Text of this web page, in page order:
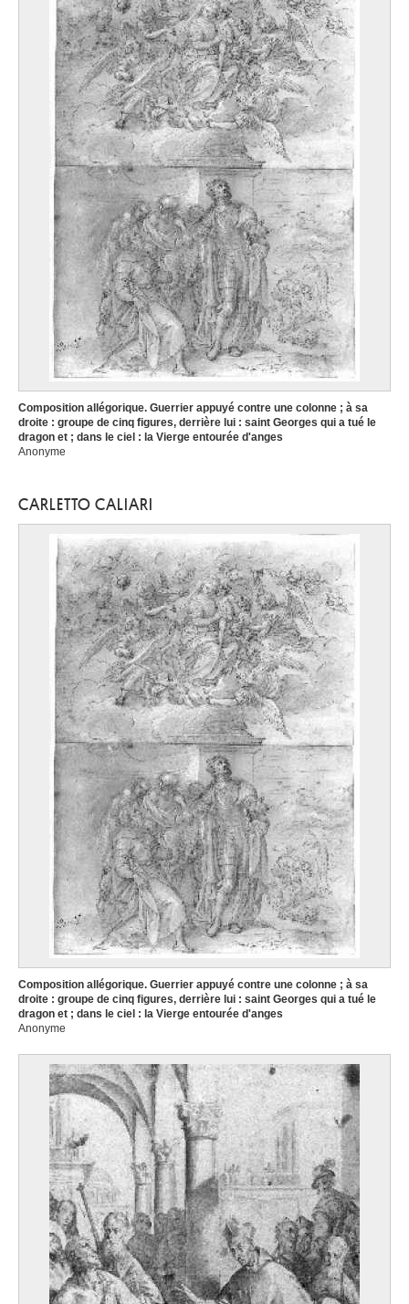
Composition allégorique. Guerrier appuyé contre une colonne ; à sa
droite : groupe de cinq figures, derrière lui : saint Georges qui a tué le
dragon et ; dans le ciel : la Vierge entourée d'anges
Anonyme
CARLETTO CALIARI
Composition allégorique. Guerrier appuyé contre une colonne ; à sa
droite : groupe de cinq figures, derrière lui : saint Georges qui a tué le
dragon et ; dans le ciel : la Vierge entourée d'anges
Anonyme